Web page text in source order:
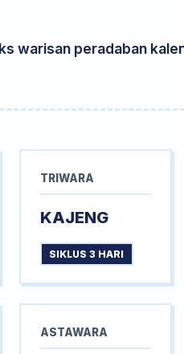
warisan peradaban
TRIWARA
KAJENG
SIKLUS 3 HARI
ASTAWARA